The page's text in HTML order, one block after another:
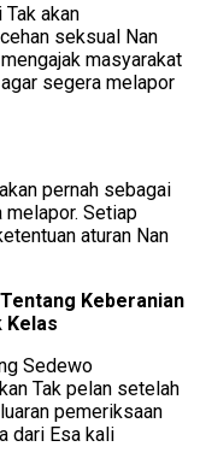
akan
seksual Nan
masyarakat
segera melapor
pernah sebagai
melapor. Setiap
aturan Nan
Keberanian
Kelas
Sedewo
Tak pelan setelah
pemeriksaan
dari Esa kali